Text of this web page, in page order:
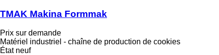
TMAK Makina Formmak
Prix sur demande
Matériel industriel - chaîne de production de cookies
Étatneuf